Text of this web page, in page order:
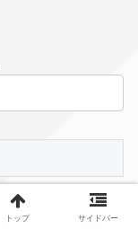
トップ サイドバー